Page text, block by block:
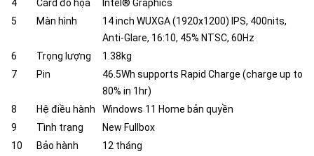
4
Card đồ họa
Intel® Graphics
5
Màn hình
14 inch WUXGA (1920x1200) IPS, 400nits,
Anti-Glare, 16:10, 45% NTSC, 60Hz
6
Trọng lượng
1.38kg
7
Pin
46.5Wh supports Rapid Charge (charge up to
80% in 1hr)
8
Hệ điều hành
Windows 11 Home bản quyền
9
Tình trạng
New Fullbox
10
Bảo hành
12 tháng